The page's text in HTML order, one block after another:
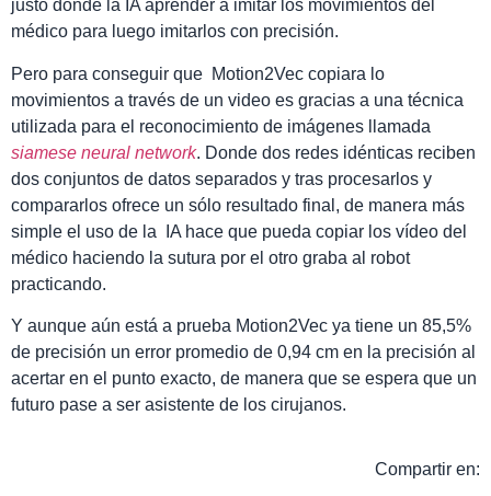
justo donde la IA aprender a imitar los movimientos del
médico para luego imitarlos con precisión.
Pero para conseguir que Motion2Vec copiara lo
movimientos a través de un video es gracias a una técnica
utilizada para el reconocimiento de imágenes llamada
siamese neural network. Donde dos redes idénticas reciben
dos conjuntos de datos separados y tras procesarlos y
compararlos ofrece un sólo resultado final, de manera más
simple el uso de la IA hace que pueda copiar los vídeo del
médico haciendo la sutura por el otro graba al robot
practicando.
Y aunque aún está a prueba Motion2Vec ya tiene un 85,5%
de precisión un error promedio de 0,94 cm en la precisión al
acertar en el punto exacto, de manera que se espera que un
futuro pase a ser asistente de los cirujanos.
Compartir en: